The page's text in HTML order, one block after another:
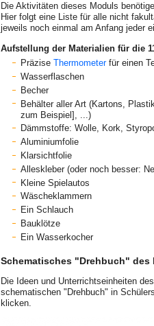
Die Aktivitäten dieses Moduls
Hier folgt eine Liste für alle nicht
jeweils noch einmal am Anfang jeder
Aufstellung der Materialien für die
PräziseThermometerfür einen
Wasserflaschen
Becher
Behälter aller Art (Kartons,
zum Beispiel], ...)
Dämmstoffe: Wolle, Kork,
Aluminiumfolie
Klarsichtfolie
Alleskleber (oder noch besser:
Kleine Spielautos
Wäscheklammern
Ein Schlauch
Bauklötze
Ein Wasserkocher
Schematisches "Drehbuch"
Die Ideen und Unterrichtseinheiten
schematischen "Drehbuch" in
klicken.